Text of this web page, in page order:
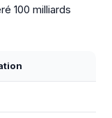
100 milliards